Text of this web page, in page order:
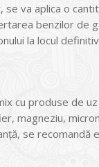
va aplica o
benzilor de
la locul
cu produse de
magneziu,
se recomandă